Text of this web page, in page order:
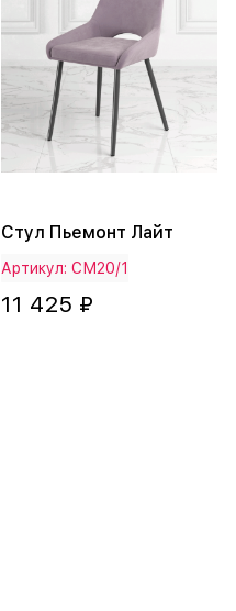
Стул Пьемонт Лайт
Артикул: СМ20/1
11 425 ₽